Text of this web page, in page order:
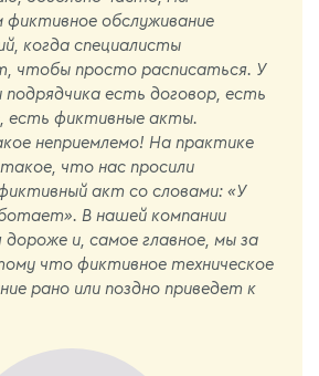
фиктивное обслуживание
когда специалисты
чтобы просто расписаться. У
подрядчика есть договор, есть
есть фиктивные акты.
неприемлемо! На практике
что нас просили
акт со словами: «У
В нашей компании
дороже и, самое главное, мы за
что фиктивное техническое
рано или поздно приведет к